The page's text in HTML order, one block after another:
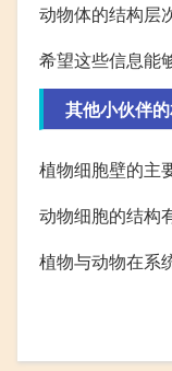
动物体的结构
希望这些信息能
其他小伙伴
植物细胞壁的主
动物细胞的结构
植物与动物在系